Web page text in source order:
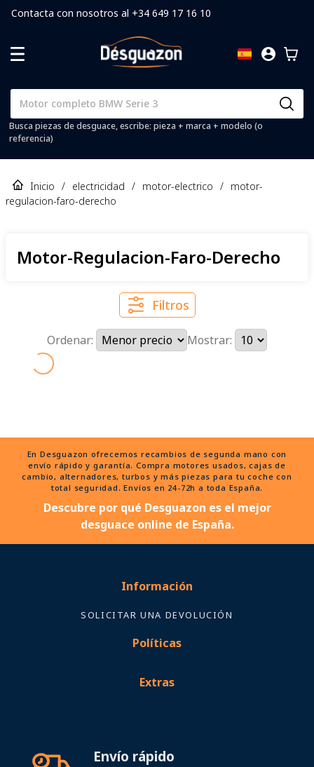
Contacta con nosotros al +34 649 17 16 10
Busca piezas de desguace, escribe: pieza + marca + modelo (o
referencia)
Inicio / electricidad / motor-electrico / motor-
regulacion-faro-derecho
Motor-Regulacion-Faro-Derecho
Filtros
Ordenar: Mostrar:
En Desguazon ofrecemos recambios de segunda mano con
envío rápido y garantía. Compra motores usados, cajas de
cambio, alternadores, turbos y más piezas para tu coche con
total seguridad. Envíos en 24-72h a toda España.
Descubre por qué Desguazon es el mejor
desguace online de España.
Información
SOLICITAR UNA DEVOLUCIÓN
Políticas
Extras
Envío rápido